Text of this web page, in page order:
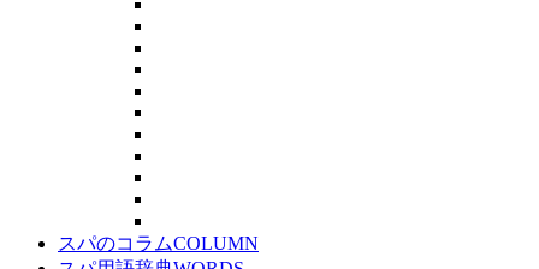
スパのコラムCOLUMN